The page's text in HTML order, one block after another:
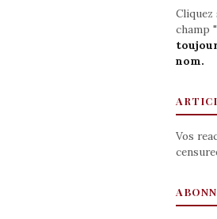
champ
nom.
Vos